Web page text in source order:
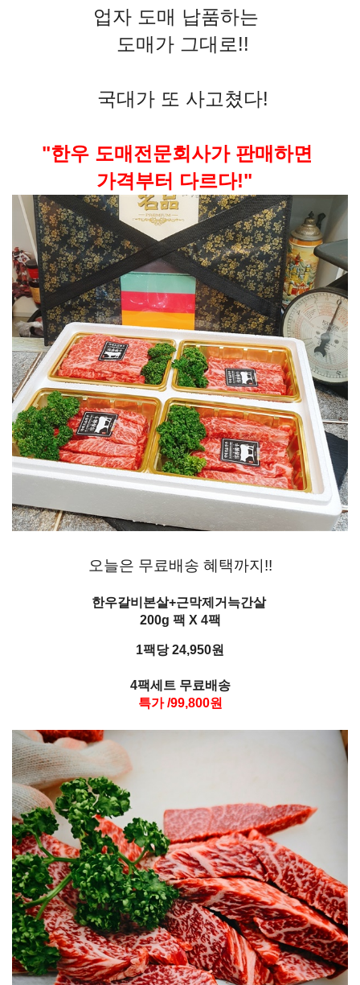
업자 도매 납품하는
도매가 그대로!!
국대가 또 사고쳤다!
"한우 도매전문회사가판매하면
가격부터 다르다!"
오늘은 무료배송 혜택까지!!
한우갈비본살+근막제거늑간살
200g 팩 X 4팩
1팩당 24,950원
4팩세트 무료배송
특가 /99,800원